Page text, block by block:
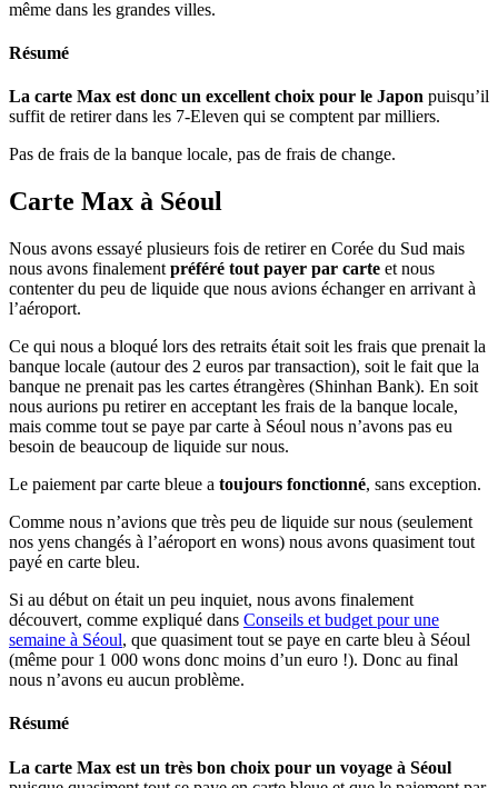
même dans les grandes villes.
Résumé
La carte Max est donc un excellent choix pour le Japon puisqu’il
suffit de retirer dans les 7-Eleven qui se comptent par milliers.
Pas de frais de la banque locale, pas de frais de change.
Carte Max à Séoul
Nous avons essayé plusieurs fois de retirer en Corée du Sud mais
nous avons finalement préféré tout payer par carte et nous
contenter du peu de liquide que nous avions échanger en arrivant à
l’aéroport.
Ce qui nous a bloqué lors des retraits était soit les frais que prenait la
banque locale (autour des 2 euros par transaction), soit le fait que la
banque ne prenait pas les cartes étrangères (Shinhan Bank). En soit
nous aurions pu retirer en acceptant les frais de la banque locale,
mais comme tout se paye par carte à Séoul nous n’avons pas eu
besoin de beaucoup de liquide sur nous.
Le paiement par carte bleue a toujours fonctionné, sans exception.
Comme nous n’avions que très peu de liquide sur nous (seulement
nos yens changés à l’aéroport en wons) nous avons quasiment tout
payé en carte bleu.
Si au début on était un peu inquiet, nous avons finalement
découvert, comme expliqué dans Conseils et budget pour une
semaine à Séoul, que quasiment tout se paye en carte bleu à Séoul
(même pour 1 000 wons donc moins d’un euro !). Donc au final
nous n’avons eu aucun problème.
Résumé
La carte Max est un très bon choix pour un voyage à Séoul